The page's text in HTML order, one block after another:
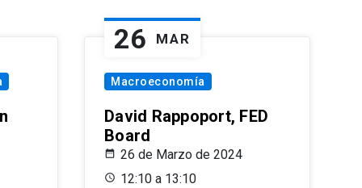
26 MAR
Macroeconomía
David Rappoport, FED
Board
26 de Marzo de 2024
12:10 a 13:10